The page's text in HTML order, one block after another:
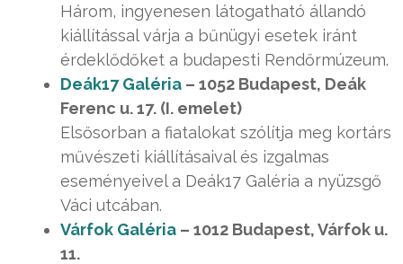
Három, ingyenesen látogatható állandó
kiállítással várja a bűnügyi esetek iránt
érdeklődőket a budapesti Rendőrmúzeum.
Deák17 Galéria – 1052 Budapest, Deák
Ferenc u. 17. (I. emelet)
Elsősorban a fiatalokat szólítja meg kortárs
művészeti kiállításaival és izgalmas
eseményeivel a Deák17 Galéria a nyüzsgő
Váci utcában.
Várfok Galéria – 1012 Budapest, Várfok u.
11.